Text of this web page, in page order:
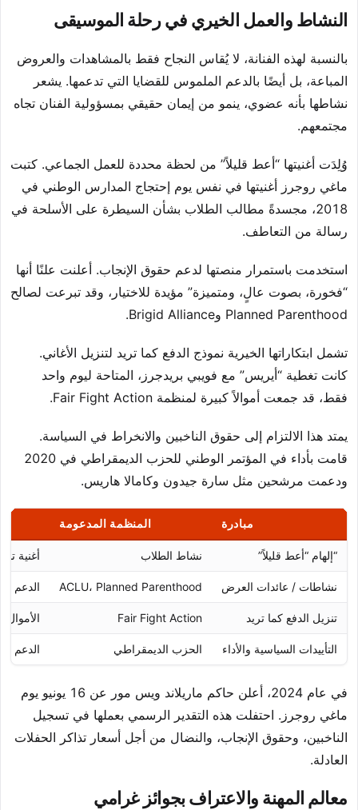
النشاط والعمل الخيري في رحلة الموسيقى
بالنسبة لهذه الفنانة، لا يُقاس النجاح فقط بالمشاهدات والعروض
المباعة، بل أيضًا بالدعم الملموس للقضايا التي تدعمها. يشعر
نشاطها بأنه عضوي، ينمو من إيمان حقيقي بمسؤولية الفنان تجاه
مجتمعهم.
وُلِدَت أغنيتها “أعط قليلاً” من لحظة محددة للعمل الجماعي. كتبت
ماغي روجرز أغنيتها في نفس يوم إحتجاج المدارس الوطني في
2018، مجسدةً مطالب الطلاب بشأن السيطرة على الأسلحة في
رسالة من التعاطف.
استخدمت باستمرار منصتها لدعم حقوق الإنجاب. أعلنت علنًا أنها
“فخورة، بصوت عالٍ، ومتميزة” مؤيدة للاختيار، وقد تبرعت لصالح
Planned Parenthood وBrigid Alliance.
تشمل ابتكاراتها الخيرية نموذج الدفع كما تريد لتنزيل الأغاني.
كانت تغطية “أيريس” مع فويبي بريدجرز، المتاحة ليوم واحد
فقط، قد جمعت أموالاً كبيرة لمنظمة Fair Fight Action.
يمتد هذا الالتزام إلى حقوق الناخبين والانخراط في السياسة.
قامت بأداء في المؤتمر الوطني للحزب الديمقراطي في 2020
ودعمت مرشحين مثل سارة جيدون وكامالا هاريس.
مبادرة المنظمة المدعومة
“إلهام “أعط قليلاً” نشاط الطلاب أغنية
نشاطات / عائدات العرض ACLU، Planned Parenthood الدعم
تنزيل الدفع كما تريد Fair Fight Action
التأييدات السياسية والأداء الحزب الديمقراطي الدعم
في عام 2024، أعلن حاكم ماريلاند ويس مور عن 16 يونيو يوم
ماغي روجرز. احتفلت هذه التقدير الرسمي بعملها في تسجيل
الناخبين، وحقوق الإنجاب، والنضال من أجل أسعار تذاكر الحفلات
العادلة.
معالم المهنة والاعتراف بجوائز غرامي